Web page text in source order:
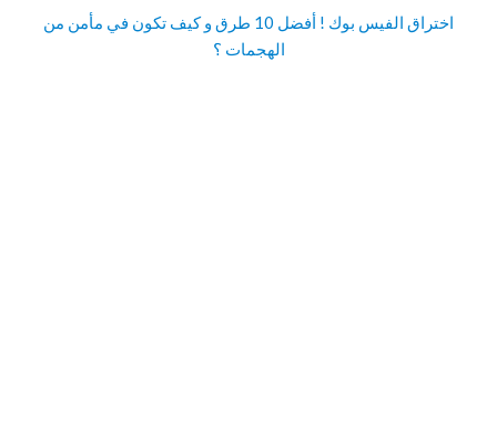
اختراق الفيس بوك ! أفضل 10 طرق و كيف تكون في مأمن من
الهجمات ؟